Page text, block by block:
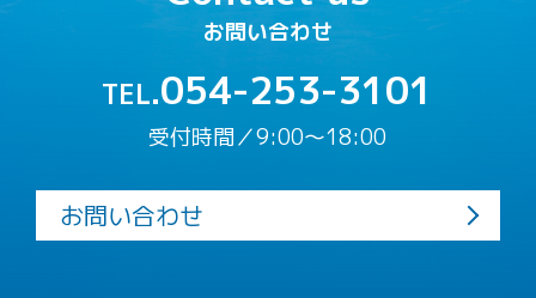
お問い合わせ
TEL.054-253-3101
受付時間／9:00〜18:00
お問い合わせ